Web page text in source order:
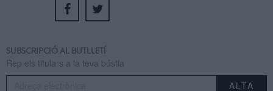
SUBSCRIPCIÓ AL BUTLLETÍ
Rep els titulars a la teva bústia